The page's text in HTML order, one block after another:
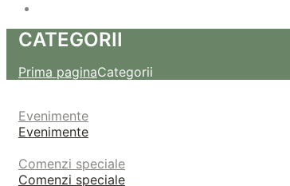
CATEGORII
Prima paginaCategorii
Evenimente
Evenimente
Comenzi speciale
Comenzi speciale